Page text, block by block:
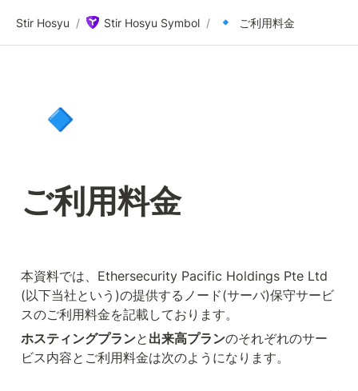
Stir Hosyu / Stir Hosyu Symbol / 🔹 ご利用料金
🔹
ご利用料金
本資料では、Ethersecurity Pacific Holdings Pte Ltd
(以下当社という)の提供するノード(サーバ)保守サービ
スのご利用料金を記載しております。
ホスティングプランと 出来高プランのそれぞれのサー
ビス内容とご利用料金は次のようになります。